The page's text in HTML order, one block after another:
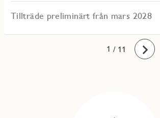
Tillträde preliminärt från mars 2028
1
2
3
4
5
6
7
8
9
10
11 / 11 Framåt